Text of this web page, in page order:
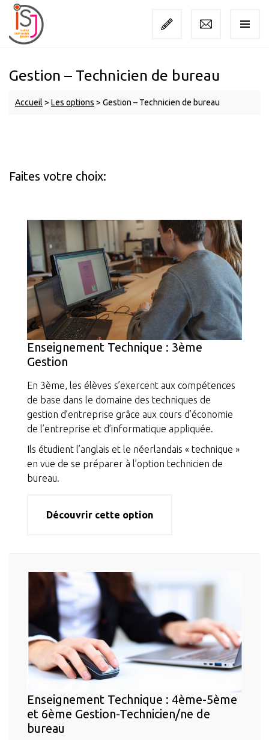
Gestion – Technicien de bureau
Accueil > Les options > Gestion – Technicien de bureau
Faites votre choix:
Enseignement Technique : 3ème
Gestion
En 3ème, les élèves s’exercent aux compétences
de base dans le domaine des techniques de
gestion d’entreprise grâce aux cours d’économie
de l’entreprise et d’informatique appliquée.
Ils étudient l’anglais et le néerlandais « technique »
en vue de se préparer à l’option technicien de
bureau.
Découvrir cette option
Enseignement Technique : 4ème-5ème
et 6ème Gestion-Technicien/ne de
bureau